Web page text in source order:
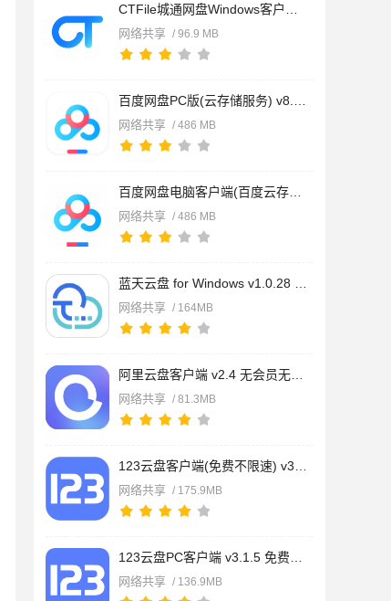
网络共享 / 96.9 MB
网络共享 / 486 MB
网络共享 / 486 MB
网络共享 / 164MB
网络共享 / 81.3MB
网络共享 / 175.9MB
网络共享 / 136.9MB